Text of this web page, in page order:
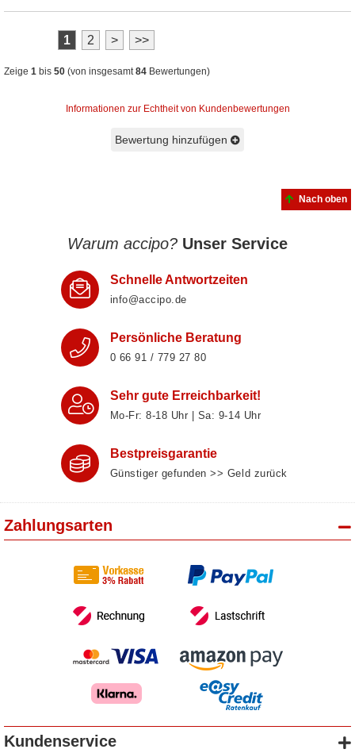
1 2 > >>
Zeige 1 bis 50 (von insgesamt84 Bewertungen)
Informationen zur Echtheit von Kundenbewertungen
Bewertung hinzufügen
Nach oben
Warum accipo? Unser Service
Schnelle Antwortzeiten
info@accipo.de
Persönliche Beratung
0 66 91 / 779 27 80
Sehr gute Erreichbarkeit!
Mo-Fr: 8‑18 Uhr | Sa: 9‑14 Uhr
Bestpreisgarantie
Günstiger gefunden >> Geld zurück
Zahlungsarten
Kundenservice